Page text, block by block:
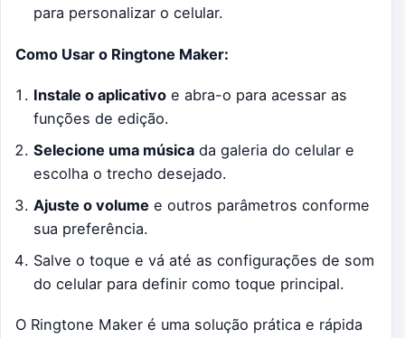
para personalizar o celular.
Como Usar o Ringtone Maker:
Instale o aplicativo e abra-o para acessar as
funções de edição.
Selecione uma música da galeria do celular e
escolha o trecho desejado.
Ajuste o volume e outros parâmetros conforme
sua preferência.
Salve o toque e vá até as configurações de som
do celular para definir como toque principal.
O Ringtone Maker é uma solução prática e rápida